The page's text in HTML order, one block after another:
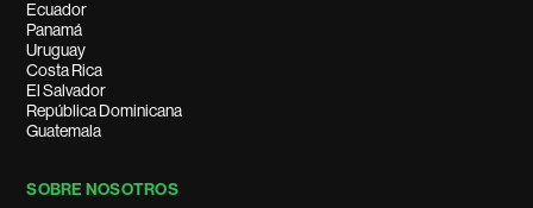
Ecuador
Panamá
Uruguay
Costa Rica
El Salvador
República Dominicana
Guatemala
SOBRE NOSOTROS